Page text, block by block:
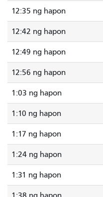
12:35 ng hapon
12:42 ng hapon
12:49 ng hapon
12:56 ng hapon
1:03 ng hapon
1:10 ng hapon
1:17 ng hapon
1:24 ng hapon
1:31 ng hapon